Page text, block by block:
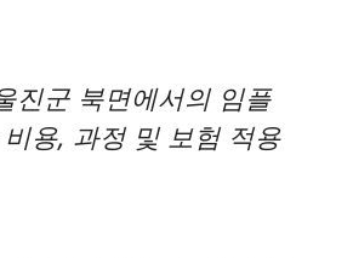
진군 북면에서의 임플
용, 과정 및 보험 적용